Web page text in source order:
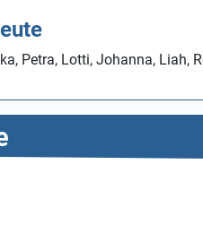
Petra, Lotti, Johanna, Liah,